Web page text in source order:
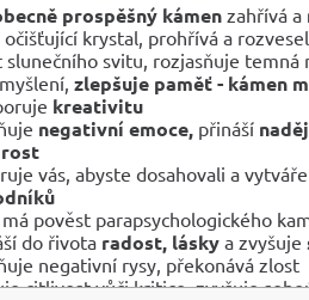
prospěšný kámen zahřívá a
očišťující krystal, prohřívá a
slunečního svitu, rozjasňuje temná
zlepšuje paměť - kámen
kreativitu
negativní emoce, přináší
vás, abyste dosahovali a
pověst parapsychologického
do řivota radost, lásky a zvyšuje
negativní rysy, překonává zlost
citlivost vůči kritice, zvyšuje